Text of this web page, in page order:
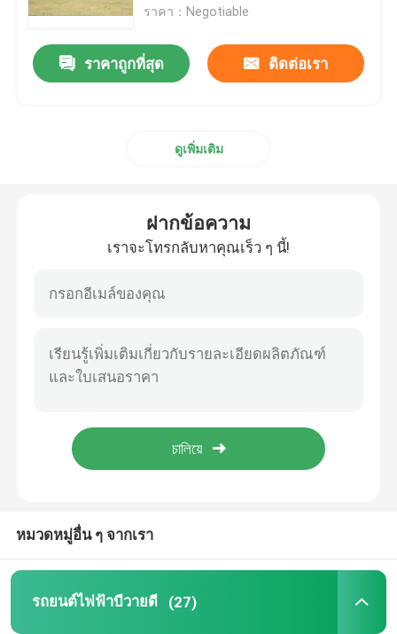
เกี่ยวกับเรา
ราคา：Negotiable
ราคาถูกที่สุด ติดต่อเรา
ดูเพิ่มเติม
ฝากข้อความ
เราจะโทรกลับหาคุณเร็ว ๆ นี้!
หมวดหมู่อื่น ๆ จากเรา
รถยนต์ไฟฟ้าบีวายดี (27)